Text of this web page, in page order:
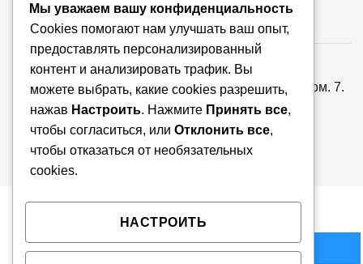
ООО «Ваша тема», УНП: 193779018, Республика
Беларусь, 220073, г. Минск, ул. Скрыганова, д.6, пом. 7.
Регистрация от 26.07.2024г. Мингорисполком. В
торговом реестре N725576 от 27.08.2024г.
Copyright 2026 © VTEMA.BY
Мы уважаем вашу конфиденциальность
Cookies помогают нам улучшать ваш опыт,
предоставлять персонализированный
контент и анализировать трафик. Вы
можете выбрать, какие cookies разрешить,
нажав Настроить. Нажмите Принять все,
чтобы согласиться, или Отклонить все,
чтобы отказаться от необязательных
cookies.
НАСТРОИТЬ
Количество товара Аэрогриль
В КОРЗИНУ